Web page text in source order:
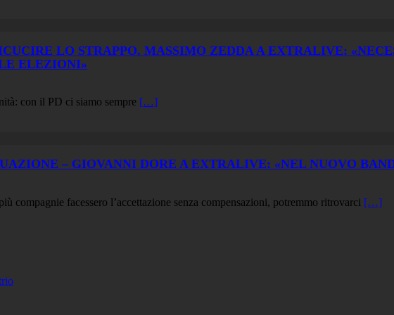
LO STRAPPO. MASSIMO ZEDDA A EXTRALIVE:
ELEZIONI»
con il PD ci siamo sempre […]
– GIOVANNI DORE A EXTRALIVE: «NEL NUOVO
compagnie facessero l’accettazione senza compensazioni, potremmo ritrovarci […]